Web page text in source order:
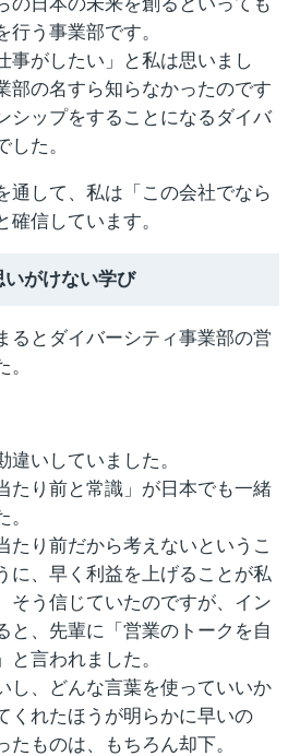
う事業部です。
事がしたい」と私は思いまし
部の名すら知らなかったのです
シップをすることになるダイバ
た。
通して、私は「この会社でなら
信しています。
がけない学び
るとダイバーシティ事業部の営
いしていました。
たり前と常識」が日本でも一緒
たり前だから考えないというこ
に、早く利益を上げることが私
そう信じていたのですが、イン
と、先輩に「営業のトークを自
言われました。
し、どんな言葉を使っていいか
くれたほうが明らかに早いの
ものは、もちろん却下。